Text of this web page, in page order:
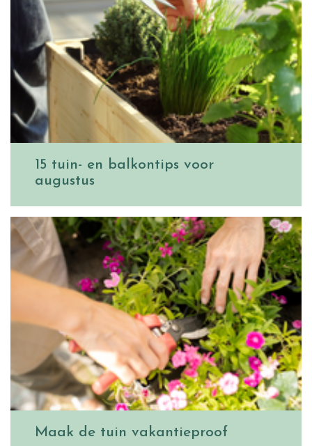
15 tuin- en balkontips voor
augustus
Maak de tuin vakantieproof